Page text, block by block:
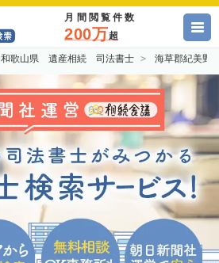
月間閲覧件数
200万超
和歌山県 遺産相続 司法書士 海草郡紀美